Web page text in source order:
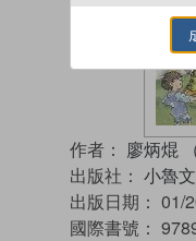
作者： 廖炳焜
出版社： 小魯
出版日期： 01/
國際書號：